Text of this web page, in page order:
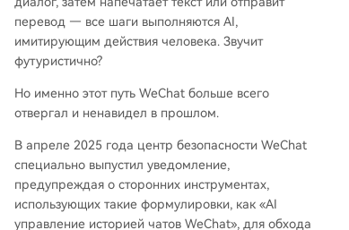
перевод — все шаги выполняются AI,
имитирующим действия человека. Звучит
футуристично?
Но именно этот путь WeChat больше всего
отвергал и ненавидел в прошлом.
В апреле 2025 года центр безопасности WeChat
специально выпустил уведомление,
предупреждая о сторонних инструментах,
использующих такие формулировки, как «AI
управление историей чатов WeChat», для обхода